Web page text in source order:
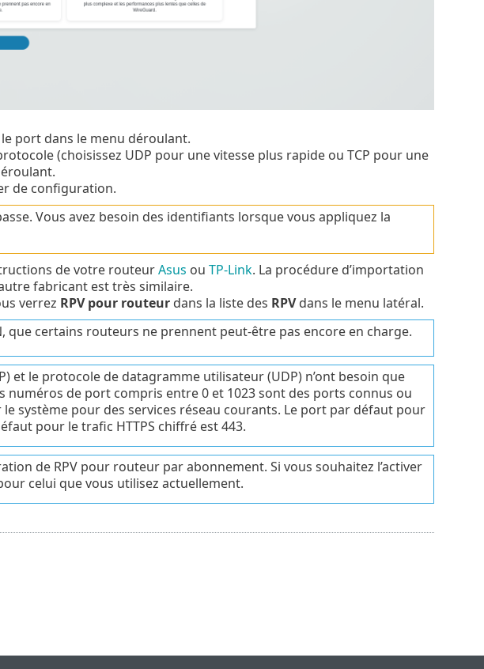
port dans le menu déroulant.
(choisissez UDP pour une vitesse plus rapide ou TCP pour une
de configuration.
Vous avez besoin des identifiants lorsque vous appliquez la
de votre routeurAsus ou TP-Link. La procédure d’importation
fabricant est très similaire.
verrez RPV pour routeurdans la liste des RPVdans le menu latéral.
que certains routeurs ne prennent peut-être pas encore en charge.
et le protocole de datagramme utilisateur (UDP) n’ont besoin que
numéros de port compris entre 0 et 1023 sont des ports connus ou
système pour des services réseau courants. Le port par défaut pour
pour le trafic HTTPS chiffré est 443.
de RPV pour routeur par abonnement. Si vous souhaitez l’activer
celui que vous utilisez actuellement.